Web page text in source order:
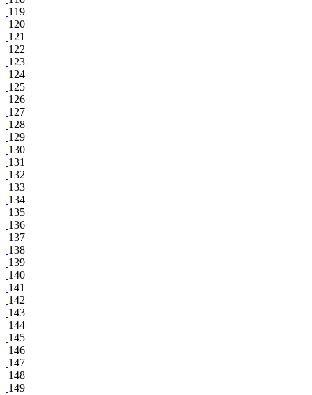
119
120
121
122
123
124
125
126
127
128
129
130
131
132
133
134
135
136
137
138
139
140
141
142
143
144
145
146
147
148
149